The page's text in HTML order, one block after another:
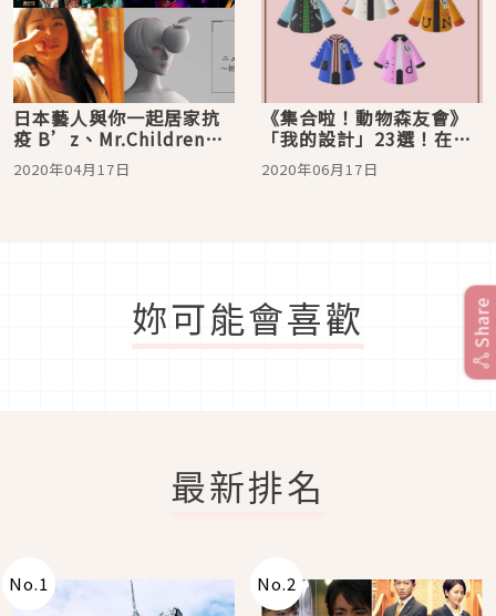
日本藝人與你一起居家抗
疫 B’z、Mr.Children、
OOR、東京事變演唱會期
間限定大公開
2020年04月17日
《集合啦！動物森友會》
「我的設計」23選！在家
穿上演唱會服裝為嵐應援
吧！
2020年06月17日
妳可能會喜歡
最新排名
No.1 No.2
Share